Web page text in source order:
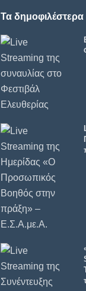
Τα δημοφιλέστερα